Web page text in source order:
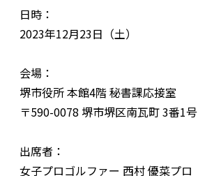
日時：
2023年12月23日（土）
会場：
堺市役所 本館4階 秘書課応接室
〒590-0078 堺市堺区南瓦町 3番1号
出席者：
女子プロゴルファー 西村 優菜プロ